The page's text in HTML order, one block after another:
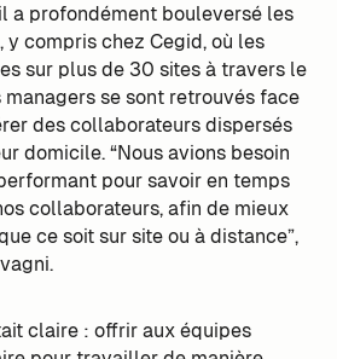
a profondément bouleversé les
compris chez Cegid, où les
sur plus de 30 sites à travers le
managers se sont retrouvés face
des collaborateurs dispersés
domicile. “Nous avions besoin
pour savoir en temps
collaborateurs, afin de mieux
ce soit sur site ou à distance”,
claire : offrir aux équipes